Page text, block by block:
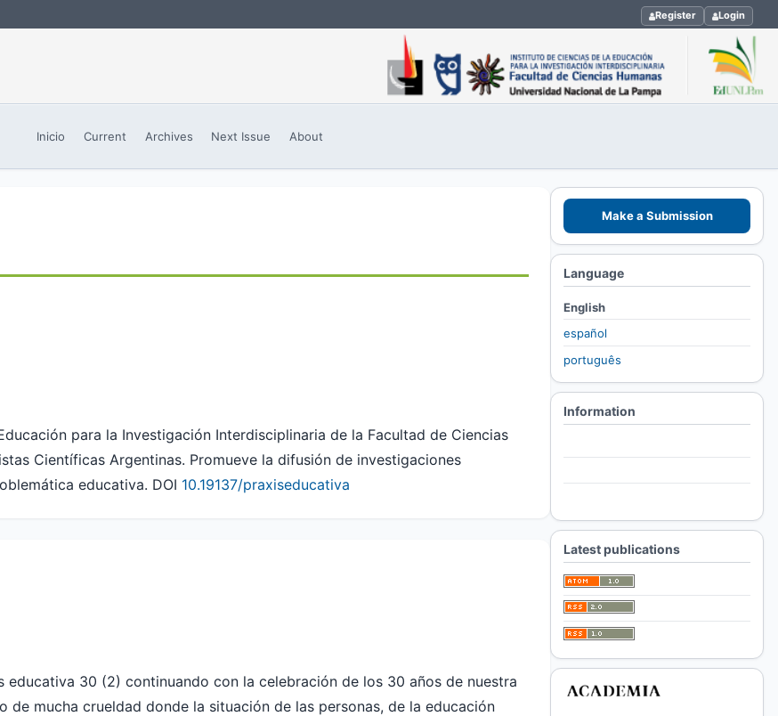
Register Login
Inicio Current Archives Next Issue About
para la Investigación Interdisciplinaria de la Facultad de Ciencias
Científicas Argentinas. Promueve la difusión de investigaciones
educativa. DOI 10.19137/praxiseducativa
educativa 30 (2) continuando con la celebración de los 30 años de nuestra
de mucha crueldad donde la situación de las personas, de la educación
Make a Submission
Language
English
español
português
Information
Latest publications